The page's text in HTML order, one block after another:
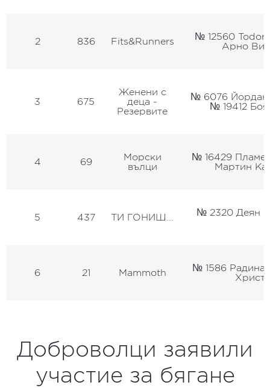
2 836 Fits&Runners
№ 12560
Арно
3 675
Женени с
деца -
Резервите
№ 6076 Йордан
№ 19412
4 69
Морски
вълци
№ 16429
Мартин
5 437 ТИ ГОНИШ... № 2320 Деян
6 21 Mammoth
№ 1586 Радина
Доброволци заявили
участие за бягане